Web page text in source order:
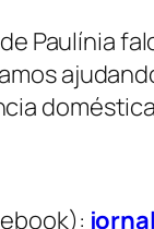
Paulínia